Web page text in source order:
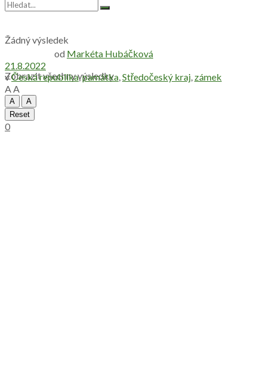
Žádný výsledek
Zobrazit všechny výsledky
od Markéta Hubáčková
21.8.2022
vČeská republika,památka,Středočeský kraj, zámek
AA
A
A
Reset
0